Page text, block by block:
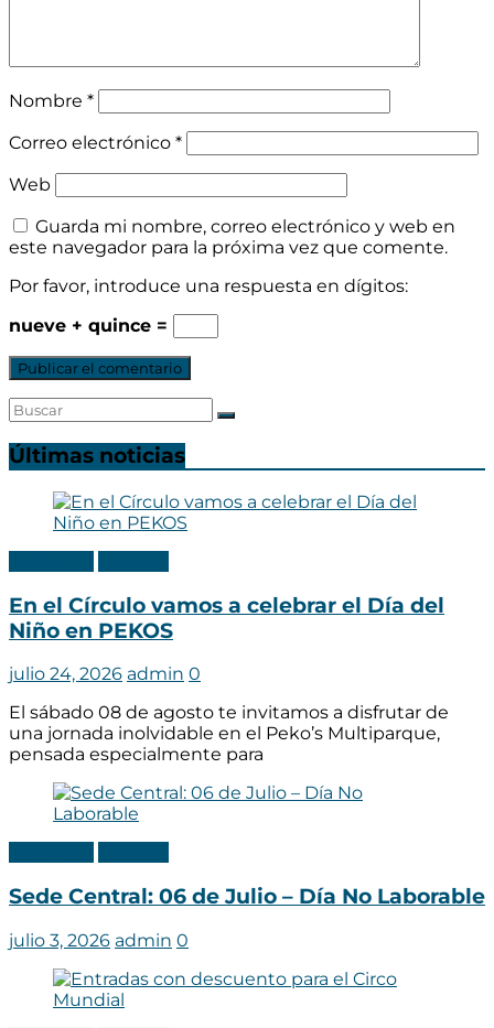
Nombre *
Correo electrónico *
Web
Guarda mi nombre, correo electrónico y web en
este navegador para la próxima vez que comente.
Por favor, introduce una respuesta en dígitos:
nueve + quince =
Últimas noticias
En el Círculo vamos a celebrar el Día del
Niño en PEKOS
julio 24, 2026 admin 0
El sábado 08 de agosto te invitamos a disfrutar de
una jornada inolvidable en el Peko’s Multiparque,
pensada especialmente para
Sede Central: 06 de Julio – Día No Laborable
julio 3, 2026 admin 0